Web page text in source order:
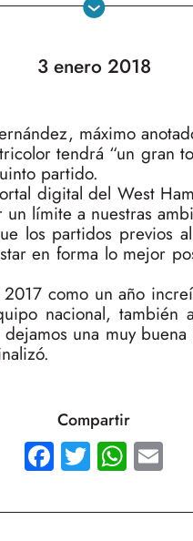
3 enero 2018
máximo
tendrá “un gran
partido.
digital del West
límite a nuestras
los partidos previos
en forma lo mejor
como un año
nacional, también
una muy
Compartir
Facebook
Twitter